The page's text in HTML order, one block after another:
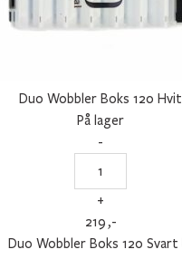
Duo Wobbler Boks 120 Hvit
På lager
-
Wobbler
Boks
120
Hvit
+
219,-
Duo Wobbler Boks 120 Svart